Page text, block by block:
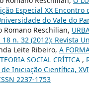
Especial XX
do Vale do
Romano Reschilian,
18 n. 32 (2012): Revista
Leite Ribeiro, A
SOCIAL CRÍTICA ,
Iniciação Científica,
2237-1753